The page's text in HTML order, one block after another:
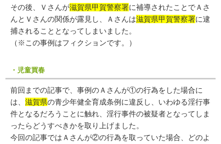
その後、Ｖさんが滋賀県甲賀警察署に補導されたことでＡさ
んとＶさんの関係が露見し、Ａさんは滋賀県甲賀警察署に逮
捕されることとなってしまいました。
（※この事例はフィクションです。）
・児童買春
前回までの記事で、事例のＡさんが①の行為をした場合に
は、滋賀県の青少年健全育成条例に違反し、いわゆる淫行事
件となるだろうことに触れ、淫行事件の被疑者となってしま
ったらどうすべきかを取り上げました。
今回の記事ではＡさんが②の行為を取っていた場合、どのよ